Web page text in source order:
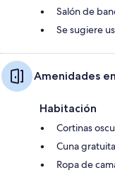
Salón de
Se sugiere
Amenidades
Habitación
Cortinas
Cuna gratuita
Ropa de